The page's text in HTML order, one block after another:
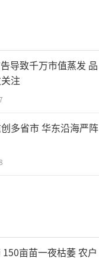
导致千万市值蒸发 品
注
多省市 华东沿海严阵
亩苗一夜枯萎 农户